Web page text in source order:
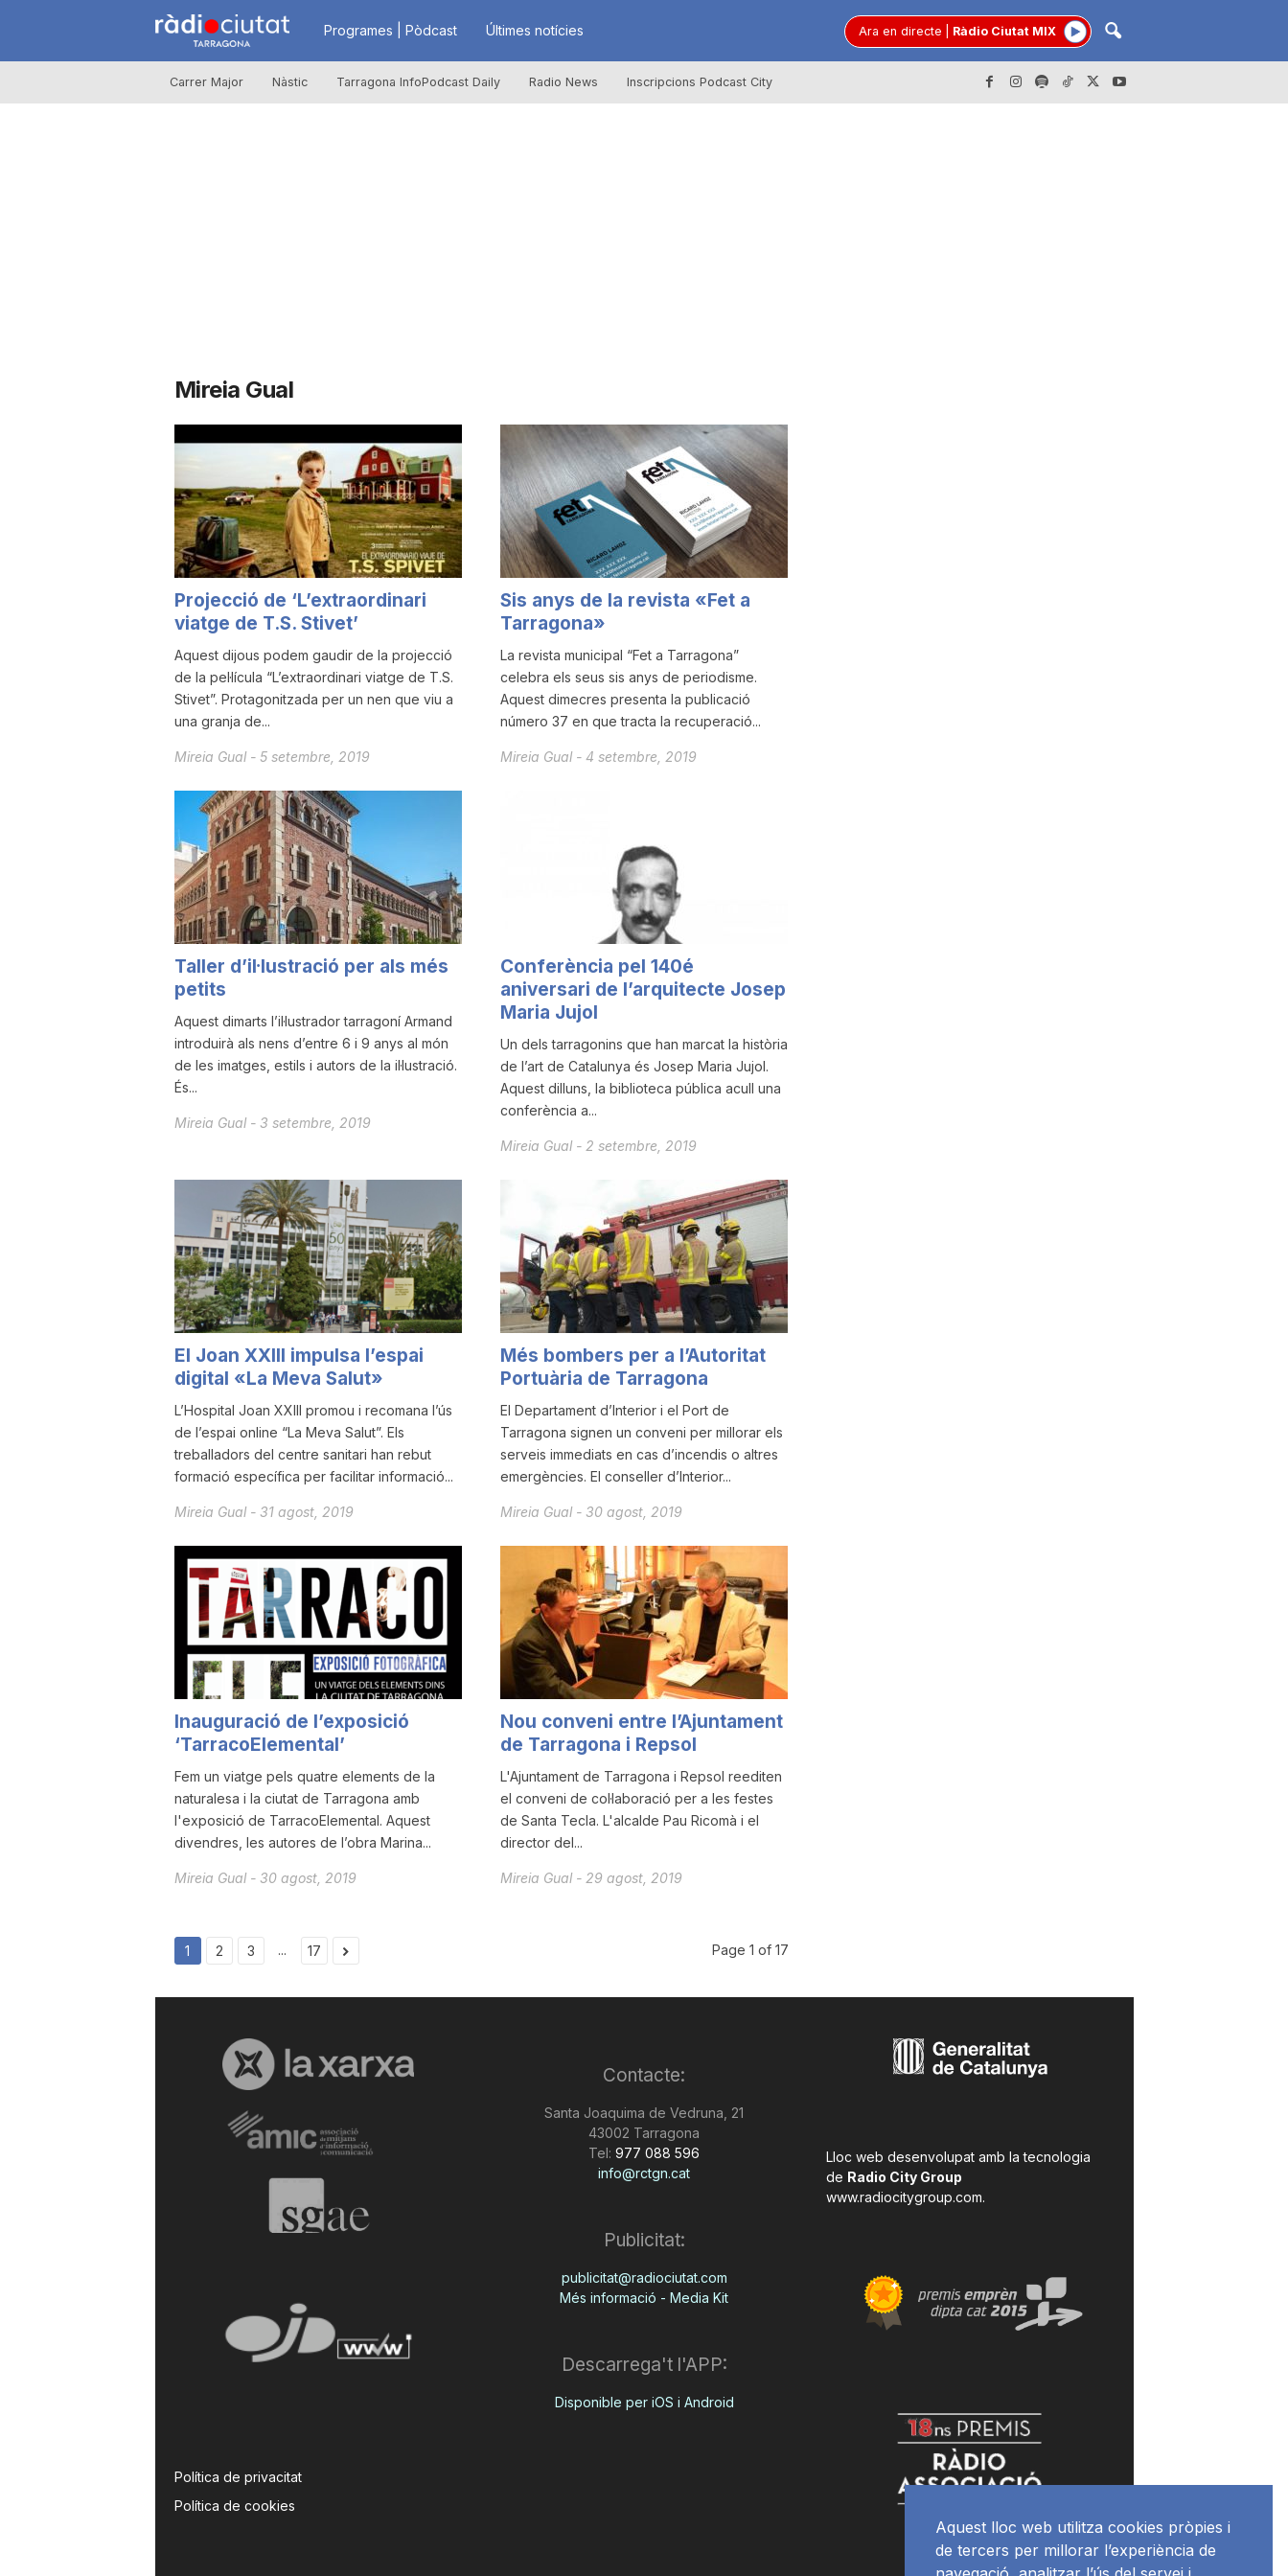
R
à
i
t
a
d
e
T
a
r
a
g
o
n
a
Programes | Pòdcast Últimes notícies Ara en directe Ràdio Ciutat MIX
Carrer Major Nàstic Tarragona InfoPodcast Daily Radio News Inscripcions Podcast City
Mireia Gual
Projecció de ‘L’extraordinari
viatge de T.S. Stivet’
Aquest dijous podem gaudir de la projecció
de la pel·lícula “L’extraordinari viatge de T.S.
Stivet”. Protagonitzada per un nen que viu a
una granja de...
Mireia Gual - 5 setembre, 2019
Sis anys de la revista «Fet a
Tarragona»
La revista municipal “Fet a Tarragona”
celebra els seus sis anys de periodisme.
Aquest dimecres presenta la publicació
número 37 en que tracta la recuperació...
Mireia Gual - 4 setembre, 2019
Taller d’il·lustració per als més
petits
Aquest dimarts l’il·lustrador tarragoní Armand
introduirà als nens d’entre 6 i 9 anys al món
de les imatges, estils i autors de la il·lustració.
És...
Mireia Gual - 3 setembre, 2019
Conferència pel 140é
aniversari de l’arquitecte Josep
Maria Jujol
Un dels tarragonins que han marcat la història
de l’art de Catalunya és Josep Maria Jujol.
Aquest dilluns, la biblioteca pública acull una
conferència a...
Mireia Gual - 2 setembre, 2019
El Joan XXIII impulsa l’espai
digital «La Meva Salut»
L’Hospital Joan XXIII promou i recomana l’ús
de l’espai online “La Meva Salut”. Els
treballadors del centre sanitari han rebut
formació específica per facilitar informació...
Mireia Gual - 31 agost, 2019
Més bombers per a l’Autoritat
Portuària de Tarragona
El Departament d’Interior i el Port de
Tarragona signen un conveni per millorar els
serveis immediats en cas d’incendis o altres
emergències. El conseller d’Interior...
Mireia Gual - 30 agost, 2019
Inauguració de l’exposició
‘TarracoElemental’
Fem un viatge pels quatre elements de la
naturalesa i la ciutat de Tarragona amb
l'exposició de TarracoElemental. Aquest
divendres, les autores de l’obra Marina...
Mireia Gual - 30 agost, 2019
Nou conveni entre l’Ajuntament
de Tarragona i Repsol
L'Ajuntament de Tarragona i Repsol reediten
el conveni de col·laboració per a les festes
de Santa Tecla. L'alcalde Pau Ricomà i el
director del...
Mireia Gual - 29 agost, 2019
1 2 3 ... 17 Page 1 of 17
Política de privacitat
Política de cookies
Contacte:
Santa Joaquima de Vedruna, 21
43002 Tarragona
Tel: 977 088 596
info@rctgn.cat
Publicitat:
publicitat@radiociutat.com
Més informació - Media Kit
Descarrega't l'APP:
Disponible per iOS i Android
Lloc web desenvolupat amb la tecnologia
de Radio City Group
www.radiocitygroup.com.
Aquest lloc web utilitza cookies pròpies i
de tercers per millorar l’experiència de